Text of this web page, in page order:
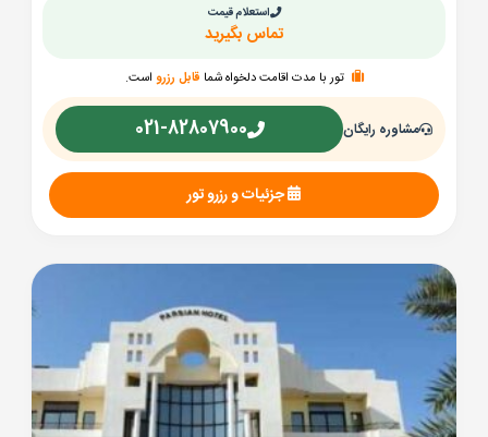
استعلام قیمت
تماس بگیرید
تور با مدت اقامت دلخواه شما قابل رزرو است.
مشاوره رایگان 021-82807900
جزئیات و رزرو تور